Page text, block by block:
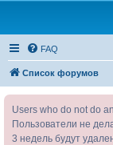
FAQ
Список форумов
Users who do not do
Пользователи не
3 недель будут